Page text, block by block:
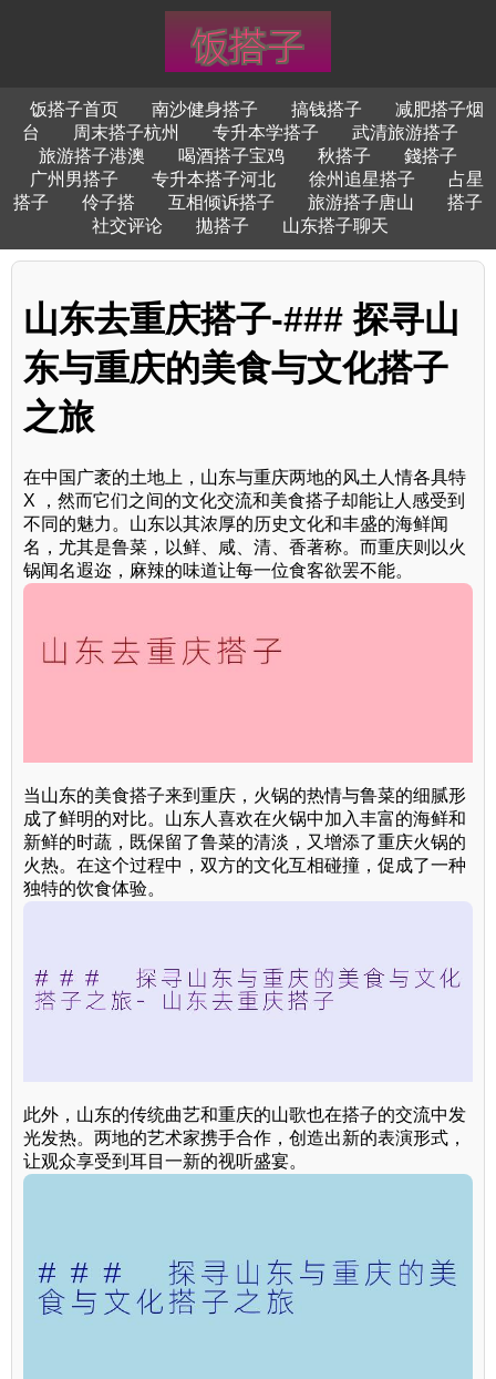
饭搭子首页 南沙健身搭子 搞钱搭子
减肥搭子烟
台
周末搭子杭州 专升本学搭子
武清旅游搭子
旅游搭子港澳
喝酒搭子宝鸡 秋搭子
錢搭子
广州男搭子
专升本搭子河北 徐州追星搭子
占星
搭子
伶子搭 互相倾诉搭子 旅游搭子唐山
搭子
社交评论
拋搭子 山东搭子聊天
山东去重庆搭子-### 探寻山
东与重庆的美食与文化搭子
之旅
在中国广袤的土地上，山东与重庆两地的风土人情各具特
X ，然而它们之间的文化交流和美食搭子却能让人感受到
不同的魅力。山东以其浓厚的历史文化和丰盛的海鲜闻
名，尤其是鲁菜，以鲜、咸、清、香著称。而重庆则以火
锅闻名遐迩，麻辣的味道让每一位食客欲罢不能。
当山东的美食搭子来到重庆，火锅的热情与鲁菜的细腻形
成了鲜明的对比。山东人喜欢在火锅中加入丰富的海鲜和
新鲜的时蔬，既保留了鲁菜的清淡，又增添了重庆火锅的
火热。在这个过程中，双方的文化互相碰撞，促成了一种
独特的饮食体验。
此外，山东的传统曲艺和重庆的山歌也在搭子的交流中发
光发热。两地的艺术家携手合作，创造出新的表演形式，
让观众享受到耳目一新的视听盛宴。